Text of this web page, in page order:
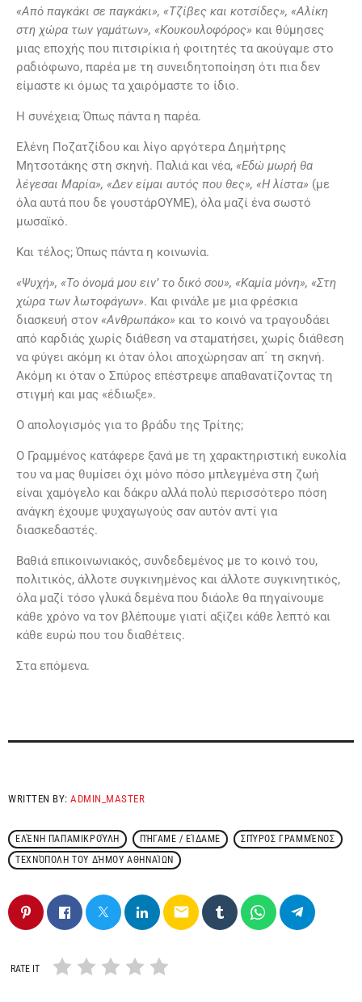
«Από παγκάκι σε παγκάκι», «Τζίβες και κοτσίδες», «Αλίκη
στη χώρα των γαμάτων», «Κουκουλοφόρος» και θύμησες
μιας εποχής που πιτσιρίκια ή φοιτητές τα ακούγαμε στο
ραδιόφωνο, παρέα με τη συνειδητοποίηση ότι πια δεν
είμαστε κι όμως τα χαιρόμαστε το ίδιο.
Η συνέχεια; Όπως πάντα η παρέα.
Ελένη Ποζατζίδου και λίγο αργότερα Δημήτρης
Μητσοτάκης στη σκηνή. Παλιά και νέα, «Εδώ μωρή θα
λέγεσαι Μαρία», «Δεν είμαι αυτός που θες», «Η λίστα» (με
όλα αυτά που δε γουστάρΟΥΜΕ), όλα μαζί ένα σωστό
μωσαϊκό.
Και τέλος; Όπως πάντα η κοινωνία.
«Ψυχή», «Το όνομά μου ειν’ το δικό σου», «Καμία μόνη», «Στη
χώρα των λωτοφάγων». Και φινάλε με μια φρέσκια
διασκευή στον «Ανθρωπάκο» και το κοινό να τραγουδάει
από καρδιάς χωρίς διάθεση να σταματήσει, χωρίς διάθεση
να φύγει ακόμη κι όταν όλοι αποχώρησαν απ΄ τη σκηνή.
Ακόμη κι όταν ο Σπύρος επέστρεψε απαθανατίζοντας τη
στιγμή και μας «έδιωξε».
Ο απολογισμός για το βράδυ της Τρίτης;
Ο Γραμμένος κατάφερε ξανά με τη χαρακτηριστική ευκολία
του να μας θυμίσει όχι μόνο πόσο μπλεγμένα στη ζωή
είναι χαμόγελο και δάκρυ αλλά πολύ περισσότερο πόση
ανάγκη έχουμε ψυχαγωγούς σαν αυτόν αντί για
διασκεδαστές.
Βαθιά επικοινωνιακός, συνδεδεμένος με το κοινό του,
πολιτικός, άλλοτε συγκινημένος και άλλοτε συγκινητικός,
όλα μαζί τόσο γλυκά δεμένα που διάολε θα πηγαίνουμε
κάθε χρόνο να τον βλέπουμε γιατί αξίζει κάθε λεπτό και
κάθε ευρώ που του διαθέτεις.
Στα επόμενα.
WRITTEN BY:ADMIN_MASTER
ΕΛΈΝΗ ΠΑΠΑΜΙΚΡΟΎΛΗ ΠΉΓΑΜΕ / ΕΊΔΑΜΕ
ΣΠΎΡΟΣ ΓΡΑΜΜΈΝΟΣ
ΤΕΧΝΌΠΟΛΗ ΤΟΥ ΔΉΜΟΥ ΑΘΗΝΑΊΩΝ
email
RATE IT